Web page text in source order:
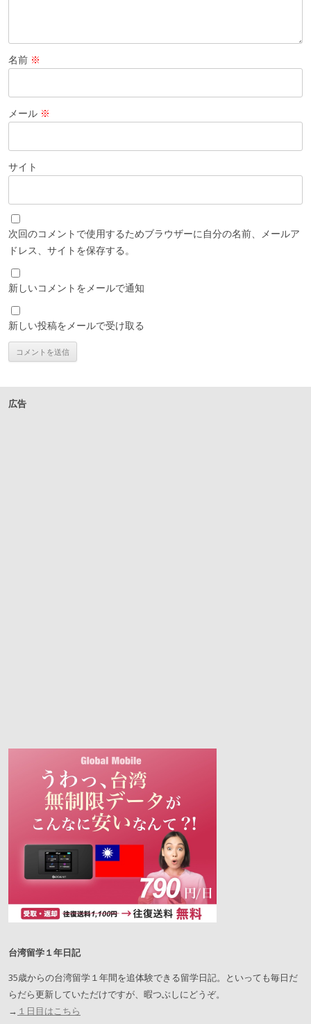
名前 ※
メール ※
サイト
次回のコメントで使用するためブラウザーに自分の名前、メールア
ドレス、サイトを保存する。
新しいコメントをメールで通知
新しい投稿をメールで受け取る
広告
台湾留学１年日記
35歳からの台湾留学１年間を追体験できる留学日記。といっても毎日だ
らだら更新していただけですが、暇つぶしにどうぞ。
→ １日目はこちら